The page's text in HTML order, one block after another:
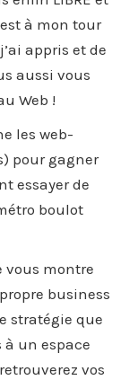
à mon tour
appris et de
aussi vous
Web !
les web-
pour gagner
essayer de
boulot
vous montre
business
stratégie que
à un espace
vos